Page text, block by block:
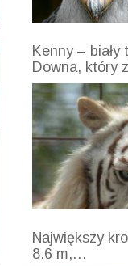
Kenny – biały
Downa, który
Największy
8.6 m,…